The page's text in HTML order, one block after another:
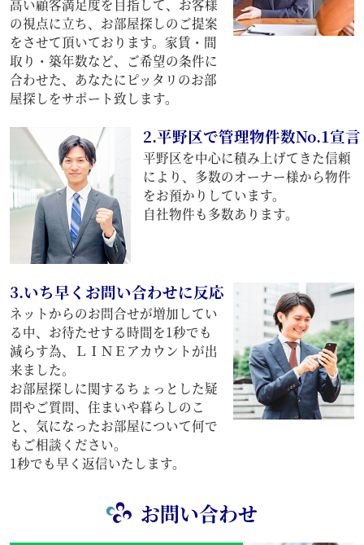
高い顧客満足度を目指して、お客様
の視点に立ち、お部屋探しのご提案
をさせて頂いております。家賃・間
取り・築年数など、ご希望の条件に
合わせた、あなたにピッタリのお部
屋探しをサポート致します。
2.平野区で管理物件数No.1宣言
平野区を中心に積み上げてきた信頼
により、多数のオーナー様から物件
をお預かりしています。
自社物件も多数あります。
3.いち早くお問い合わせに反応
ネットからのお問合せが増加してい
る中、お待たせする時間を1秒でも
減らす為、ＬＩＮＥアカウントが出
来ました。
お部屋探しに関するちょっとした疑
問やご質問、住まいや暮らしのこ
と、気になったお部屋について何で
もご相談ください。
1秒でも早く返信いたします。
お問い合わせ